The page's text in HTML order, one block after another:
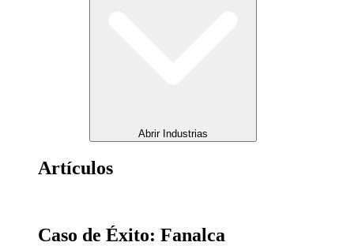
Abrir Industrias
Artículos
Caso de Éxito: Fanalca